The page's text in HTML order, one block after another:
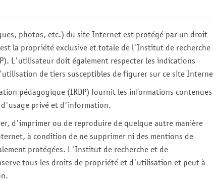
photos, etc.) du site Internet est protégé par un droit
la propriété exclusive et totale de l'Institut de recherche
. L'utilisateur doit également respecter les indications
de tiers susceptibles de figurer sur ce site
pédagogique (IRDP) fournit les informations contenues
privé et d'information.
d'imprimer ou de reproduire de quelque autre manière
à condition de ne supprimer ni des mentions de
protégées.
L'Institut de recherche et de
tous les droits de propriété et d'utilisation et peut à